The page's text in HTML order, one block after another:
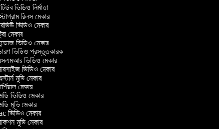
ভিডিও নির্মাতা
রিলস মেকার
ভিডিও মেকার
মেকার
ভিডিও মেকার
ভিডিও প্রস্তুতকারক
ভিডিও মেকার
ভিডিও মেকার
মুভি মেকার
মেকার
ভিডিও মেকার
মুভি মেকার
ভিডিও মেকার
মুভি মেকার